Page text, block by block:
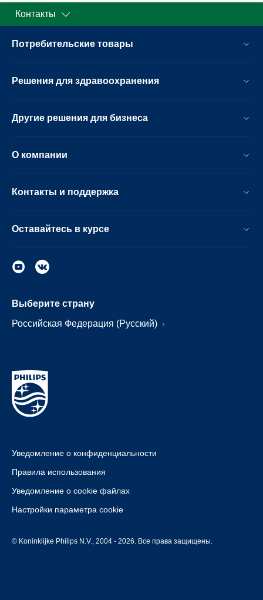
Контакты
Потребительские товары
Решения для здравоохранения
Другие решения для бизнеса
О компании
Контакты и поддержка
Оставайтесь в курсе
Выберите страну
Российская Федерация (Русский)
Уведомление о конфиденциальности
Правила использования
Уведомление о cookie файлах
Настройки параметра cookie
© Koninklijke Philips N.V., 2004 - 2026. Все права защищены.